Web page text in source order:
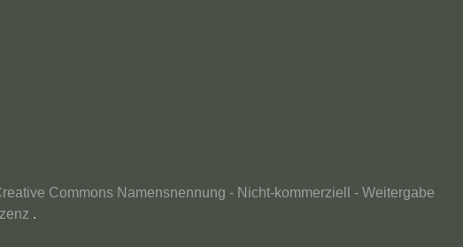
Commons Namensnennung - Nicht-kommerziell - Weitergabe
.